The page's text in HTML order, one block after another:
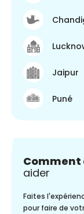
Jaipur
Puné
aider
Faites
pour faire de